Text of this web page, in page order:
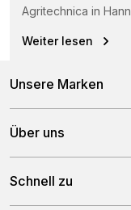
Agritechnica in
Weiter lesen
Unsere Marken
Peecon
Tulip
Über uns
Schnell zu